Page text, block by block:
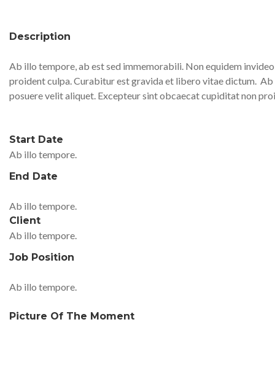
Description
Ab illo tempore, ab est sed immemorabili. Non equidem
proident culpa. Curabitur est gravida et libero vitae dictum. Ab
posuere velit aliquet. Excepteur sint obcaecat cupiditat non
Start Date
Ab illo tempore.
End Date
Ab illo tempore.
Client
Ab illo tempore.
Job Position
Ab illo tempore.
Picture Of The Moment